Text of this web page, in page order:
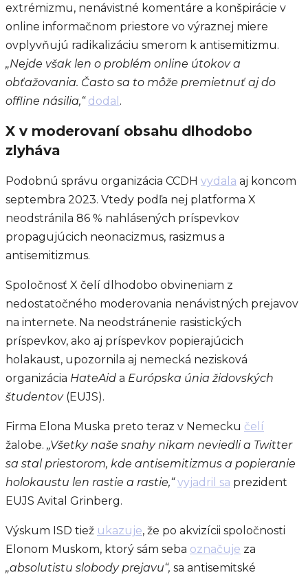
extrémizmu, nenávistné komentáre a konšpirácie v
online informačnom priestore vo výraznej miere
ovplyvňujú radikalizáciu smerom k antisemitizmu.
„Nejde však len o problém online útokov a
obťažovania. Často sa to môže premietnuť aj do
offline násilia,“ dodal .
X v moderovaní obsahu dlhodobo
zlyháva
Podobnú správu organizácia CCDH vydala aj koncom
septembra 2023. Vtedy podľa nej platforma X
neodstránila 86 % nahlásených príspevkov
propagujúcich neonacizmus, rasizmus a
antisemitizmus.
Spoločnosť X čelí dlhodobo obvineniam z
nedostatočného moderovania nenávistných prejavov
na internete. Na neodstránenie rasistických
príspevkov, ako aj príspevkov popierajúcich
holakaust, upozornila aj nemecká nezisková
organizácia HateAid a Európska únia židovských
študentov (EUJS).
Firma Elona Muska preto teraz v Nemecku čelí
žalobe. „Všetky naše snahy nikam neviedli a Twitter
sa stal priestorom, kde antisemitizmus a popieranie
holokaustu len rastie a rastie,“ vyjadril sa prezident
EUJS Avital Grinberg.
Výskum ISD tiež ukazuje, že po akvizícii spoločnosti
Elonom Muskom, ktorý sám seba označuje za
„absolutistu slobody prejavu“, sa antisemitské